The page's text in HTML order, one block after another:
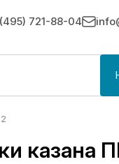
721-88-04
казана